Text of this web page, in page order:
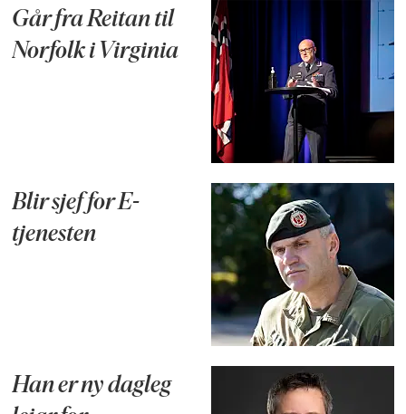
Går fra Reitan til
Norfolk i Virginia
Blir sjef for E-
tjenesten
Han er ny dagleg